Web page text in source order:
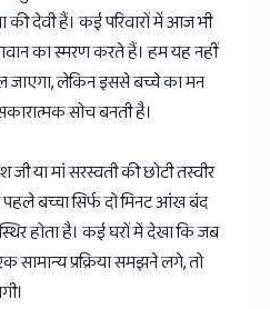
की देवी हैं। कई परिवारों में आज भी
का स्मरण करते हैं। हम यह नहीं
लेकिन इससे बच्चे का मन
सोच बनती है।
या मां सरस्वती की छोटी तस्वीर
बच्चा सिर्फ दो मिनट आंख बंद
होता है। कई घरों में देखा कि जब
प्रक्रिया समझने लगे, तो